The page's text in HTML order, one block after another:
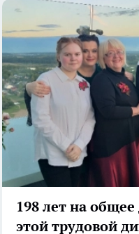
198 лет на
этой трудовой